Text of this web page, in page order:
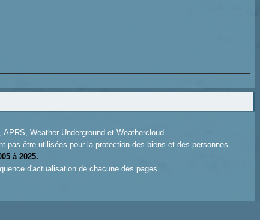
Weather Underground et Weathercloud.
pas être utilisées pour la protection des biens et des personnes.
à 2025.
d'actualisation de chacune des pages.